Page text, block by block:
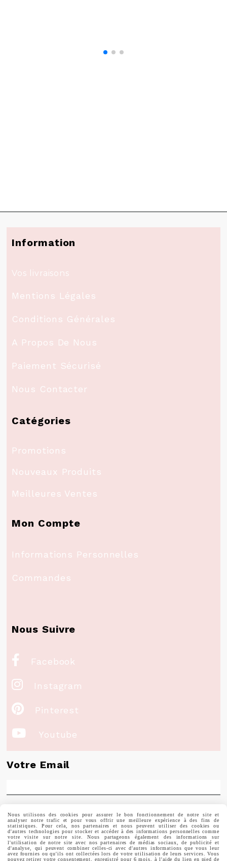
Information
Vos livraisons
Mentions Légales
Conditions Générales
A Propos De Nous
Paiement Sécurisé
Nous Contacter
Catégories
Promotions
Nouveaux Produits
Meilleures Ventes
Mon Compte
Informations Personnelles
Commandes
Nous Suivre
 Facebook
 Instagram
 Pinterest
 Youtube
Votre Email
Prénom
Nous utilisons des cookies pour assurer le bon fonctionnement de notre site et
analyser notre trafic et pour vous offrir une meilleure expérience à des fins de
statistiques. Pour cela, nos partenaires et nous peuvent utiliser des cookies ou
d'autres technologies pour stocker et accéder à des informations personnelles comme
votre visite sur notre site. Nous partageons également des informations sur
l'utilisation de notre site avec nos partenaires de médias sociaux, de publicité et
d'analyse, qui peuvent combiner celles-ci avec d'autres informations que vous leur
avez fournies ou qu'ils ont collectées lors de votre utilisation de leurs services. Vous
pouvez retirer votre consentement, enregistré pour 6 mois, à l'aide du lien en pied de